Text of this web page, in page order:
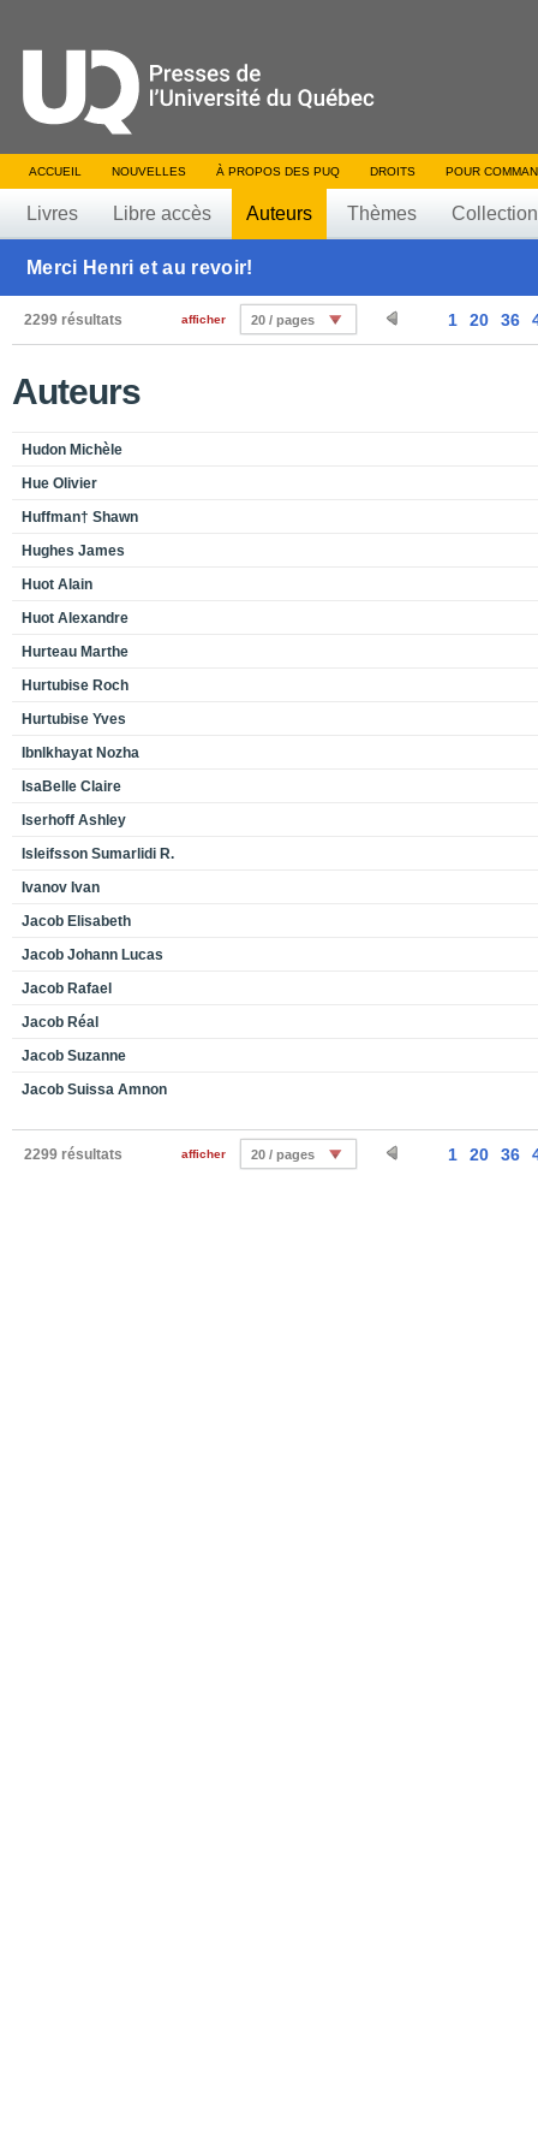
ACCUEIL NOUVELLES À PROPOS DES PUQ DROITS POUR
Livres Libre accès Auteurs Thèmes
Merci Henri et au revoir!
2299 résultats 1 20 36
afficher 20 / pages
Auteurs
Hudon Michèle
Hue Olivier
Huffman† Shawn
Hughes James
Huot Alain
Huot Alexandre
Hurteau Marthe
Hurtubise Roch
Hurtubise Yves
Ibnlkhayat Nozha
IsaBelle Claire
Iserhoff Ashley
Isleifsson Sumarlidi R.
Ivanov Ivan
Jacob Elisabeth
Jacob Johann Lucas
Jacob Rafael
Jacob Réal
Jacob Suzanne
Jacob Suissa Amnon
2299 résultats 1 20 36
afficher 20 / pages